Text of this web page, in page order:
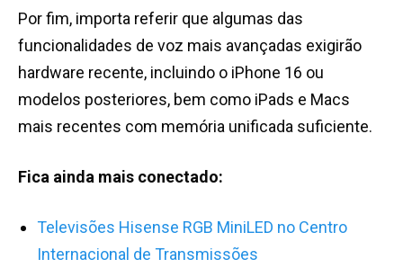
Por fim, importa referir que algumas das
funcionalidades de voz mais avançadas exigirão
hardware recente, incluindo o iPhone 16 ou
modelos posteriores, bem como iPads e Macs
mais recentes com memória unificada suficiente.
Fica ainda mais conectado:
Televisões Hisense RGB MiniLED no Centro
Internacional de Transmissões